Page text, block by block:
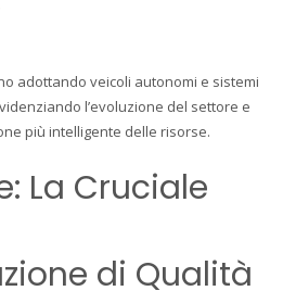
adottando veicoli autonomi e sistemi
l’evoluzione del settore e
più intelligente delle risorse.
La Cruciale
di Qualità